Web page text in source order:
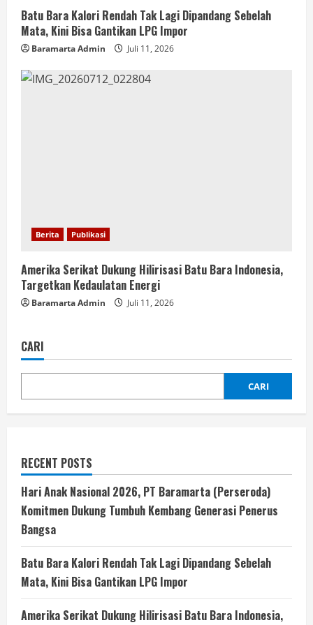
Batu Bara Kalori Rendah Tak Lagi Dipandang Sebelah
Mata, Kini Bisa Gantikan LPG Impor
Baramarta Admin Juli 11, 2026
Berita Publikasi
Amerika Serikat Dukung Hilirisasi Batu Bara Indonesia,
Targetkan Kedaulatan Energi
Baramarta Admin Juli 11, 2026
CARI
CARI
RECENT POSTS
Hari Anak Nasional 2026, PT Baramarta (Perseroda)
Komitmen Dukung Tumbuh Kembang Generasi Penerus
Bangsa
Batu Bara Kalori Rendah Tak Lagi Dipandang Sebelah
Mata, Kini Bisa Gantikan LPG Impor
Amerika Serikat Dukung Hilirisasi Batu Bara Indonesia,